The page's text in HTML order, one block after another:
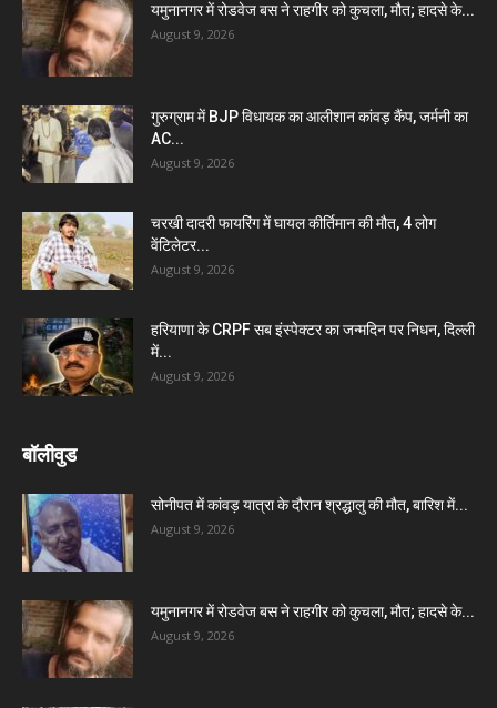
यमुनानगर में रोडवेज बस ने राहगीर को कुचला, मौत; हादसे के...
August 9, 2026
गुरुग्राम में BJP विधायक का आलीशान कांवड़ कैंप, जर्मनी का
AC...
August 9, 2026
चरखी दादरी फायरिंग में घायल कीर्तिमान की मौत, 4 लोग
वेंटिलेटर...
August 9, 2026
हरियाणा के CRPF सब इंस्पेक्टर का जन्मदिन पर निधन, दिल्ली
में...
August 9, 2026
बॉलीवुड
सोनीपत में कांवड़ यात्रा के दौरान श्रद्धालु की मौत, बारिश में...
August 9, 2026
यमुनानगर में रोडवेज बस ने राहगीर को कुचला, मौत; हादसे के...
August 9, 2026